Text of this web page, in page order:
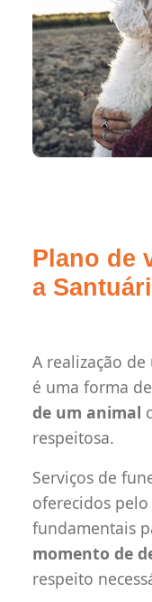
Plano de
a
A realização
é uma forma de
de um animal
respeitosa.
Serviços de
oferecidos pelo
fundamentais
momento de
respeito